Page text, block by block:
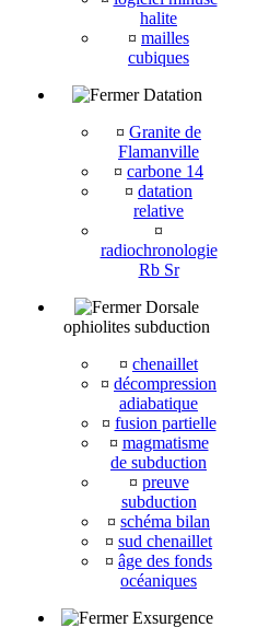
halite
¤ mailles
cubiques
Datation
¤ Granite de
Flamanville
¤ carbone 14
¤ datation
relative
¤
radiochronologie
Rb Sr
Dorsale
ophiolites subduction
¤ chenaillet
¤ décompression
adiabatique
¤ fusion partielle
¤ magmatisme
de subduction
¤ preuve
subduction
¤ schéma bilan
¤ sud chenaillet
¤ âge des fonds
océaniques
Exsurgence